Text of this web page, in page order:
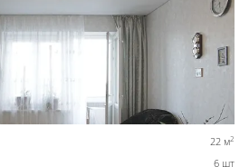
22 м2
6 шт